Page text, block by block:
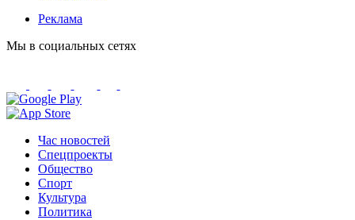
Реклама
Мы в социальных сетях
Час новостей
Спецпроекты
Общество
Спорт
Культура
Политика